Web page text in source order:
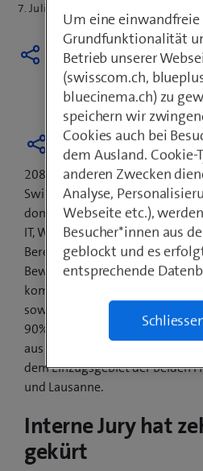
7. Juli 2016
208 Start-ups haben dieses
Swisscom StartUp Challenge
dominiert mit über 90
IT, Web und Software.
Bereiche Hardware und FinTech
Bewerbungen. Weitere
kommen aus den
sowie Big Data, E-Health,
90% der teilnehmenden
aus der Schweiz. Dabei
dem Einzugsgebiet der beiden
und Lausanne.
Interne Jury hat
gekürt
Um eine einwandfreie
Grundfunktionalität
Betrieb unserer
(swisscom.ch,
bluecinema.ch) zu
speichern wir
Cookies auch bei
dem Ausland. Cookie-
anderen Zwecken
Analyse,
Webseite etc.),
Besucher*innen aus
geblockt und es
entsprechende